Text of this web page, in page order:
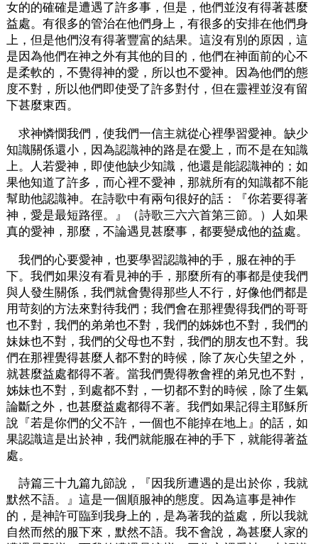
女的的確確是遭遇了許多事，但是，他們並沒有得著甚麼
益處。有很多的管治在他們身上，有很多的安排在他們身
上，但是他們沒有得著豐富的結果。這沒有別的原因，這
是因為他們在神之外有其他的目的，他們在神面前的心不
是柔軟的，不覺得神的愛，所以也不愛神。因為他們的態
度不對，所以他們即使受了許多對付，但在靈裡並沒有留
下甚麼東西。
求神憐憫我們，使我們一信主就從心裡學習愛神。缺少
知識關係還小，因為認識神的路是在愛上，而不是在知識
上。人若愛神，即使他缺少知識，他還是能認識神的；如
果他知道了許多，而心裡不愛神，那就所有的知識都不能
幫助他認識神。在詩歌中有兩句很好的話：『你若要得著
神，愛是最短路徑。』（詩歌三六六首第三節。）人如果
真的愛神，那麼，不論遇見甚麼事，都要變成他的益處。
我們的心要愛神，也要學習認識神的手，服在神的手
下。我們如果沒有看見神的手，那麼所有的事都是使我們
與人發生關係，我們就會覺得那些人不行，好像他們都是
用苛刻的方法來對待我們；我們會在那裡覺得我們的哥哥
也不對，我們的弟弟也不對，我們的姊姊也不對，我們的
妹妹也不對，我們的父母也不對，我們的朋友也不對。我
們在那裡覺得甚麼人都不對的時候，除了灰心失望之外，
就甚麼益處都得不著。當我們覺得教會裡的弟兄也不對，
姊妹也不對，到處都不對，一切都不對的時候，除了生氣
論斷之外，也甚麼益處都得不著。我們如果記得主耶穌所
說『若是你們的父不許，一個也不能掉在地上』的話，如
果認識這是出於神，我們就能服在神的手下，就能得著益
處。
詩篇三十九篇九節說，『因我所遭遇的是出於你，我就
默然不語。』這是一個順服神的態度。因為這事是神作
的，是神許可臨到我身上的，是為著我的益處，所以我就
自然而然的服下來，默然不語。我不會說，為甚麼人家的